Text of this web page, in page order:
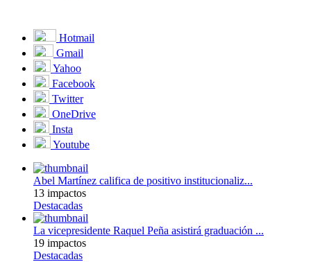
Hotmail
Gmail
Yahoo
Facebook
Twitter
OneDrive
Insta
Youtube
Abel Martínez califica de positivo institucionaliz...
13 impactos
Destacadas
La vicepresidente Raquel Peña asistirá graduación ...
19 impactos
Destacadas